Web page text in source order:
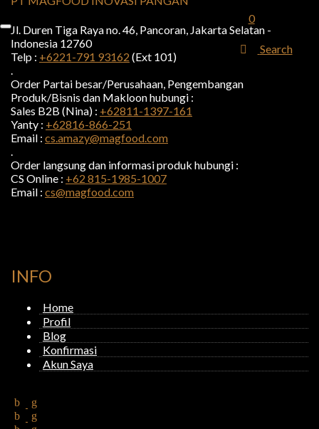
0
Search
Jl. Duren Tiga Raya no. 46, Pancoran, Jakarta Selatan -
Indonesia 12760
Telp : +6221-791 93162 (Ext 101)
Order Partai besar/Perusahaan, Pengembangan
Produk/Bisnis dan Makloon hubungi :
Sales B2B (Nina) : +62811-1397-161
Yanty : +62816-866-251
Email : cs.amazy@magfood.com
Order langsung dan informasi produk hubungi :
CS Online : +62 815-1985-1007
Email : cs@magfood.com
INFO
Home
Profil
Blog
Konfirmasi
Akun Saya